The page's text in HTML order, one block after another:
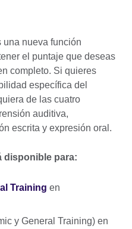
una nueva función
el puntaje que deseas
completo. Si quieres
específica del
de las cuatro
auditiva,
escrita y expresión oral.
disponible para:
Training en
y General Training) en